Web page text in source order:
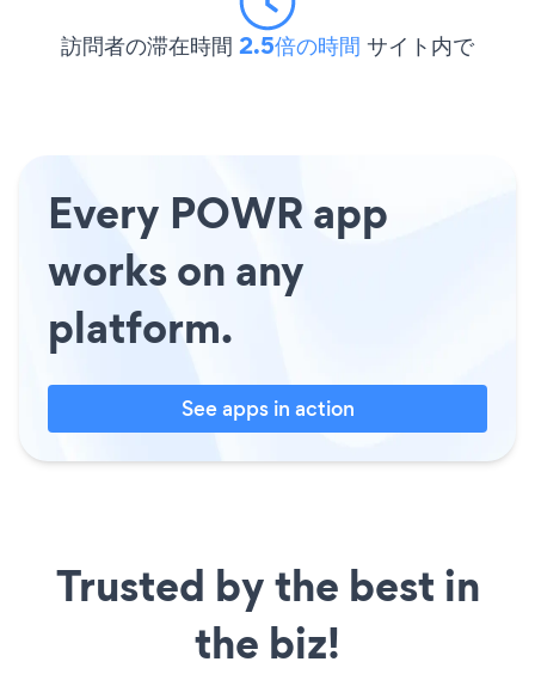
訪問者の滞在時間 2.5倍の時間 サイト内で
Every POWR app
works on any
platform.
See apps in action
Trusted by the best in
the biz!